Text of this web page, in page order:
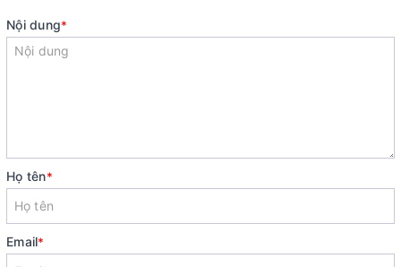
Nội dung*
Họ tên*
Email*